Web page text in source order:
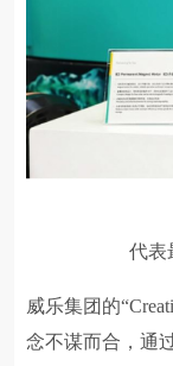
代表
威乐集团的
念不谋而合，通